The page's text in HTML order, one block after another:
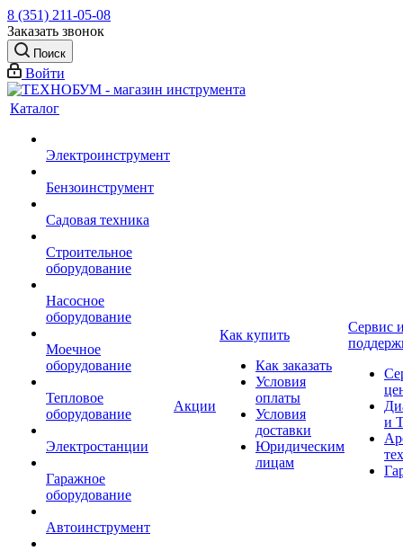
8 (351) 211-05-08
Заказать звонок
Поиск
Войти
Каталог
Электроинструмент
Бензоинструмент
Садовая техника
Строительное
оборудование
Насосное
оборудование
Моечное
оборудование
Тепловое
оборудование
Электростанции
Гаражное
оборудование
Автоинструмент
Акции
Как купить
Как заказать
Условия
оплаты
Условия
доставки
Юридическим
лицам
Сервис
и